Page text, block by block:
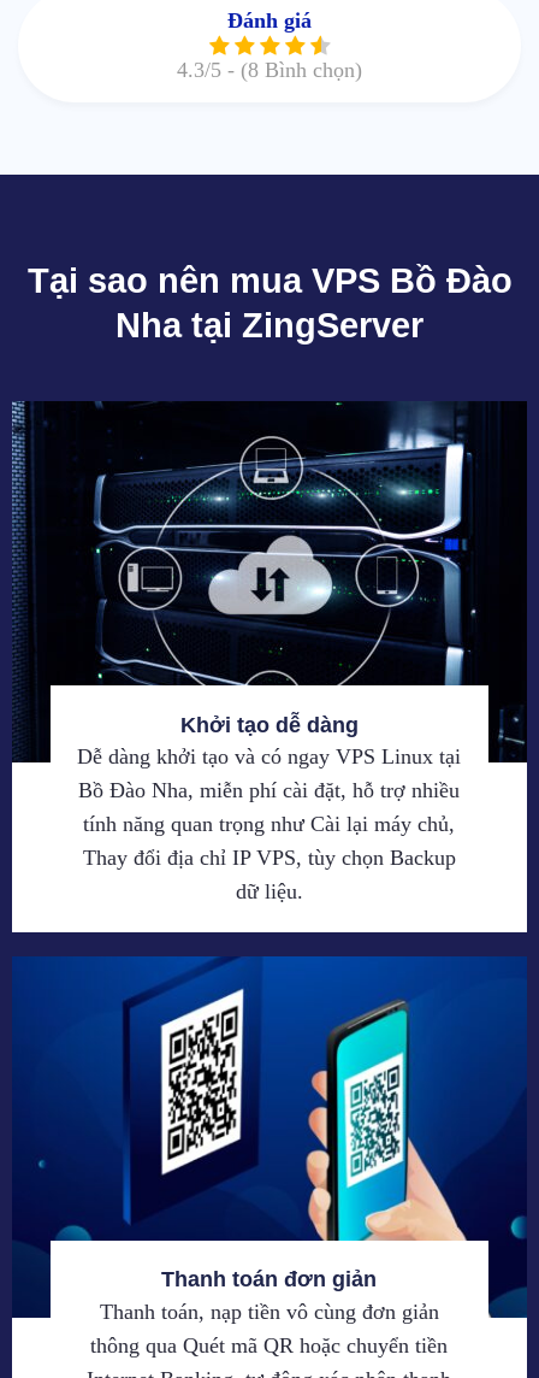
Đánh giá
4.3/5 - (8 Bình chọn)
Tại sao nên mua VPS Bồ Đào
Nha tại ZingServer
Khởi tạo dễ dàng
Dễ dàng khởi tạo và có ngay VPS Linux tại
Bồ Đào Nha, miễn phí cài đặt, hỗ trợ nhiều
tính năng quan trọng như Cài lại máy chủ,
Thay đổi địa chỉ IP VPS, tùy chọn Backup
dữ liệu.
Thanh toán đơn giản
Thanh toán, nạp tiền vô cùng đơn giản
thông qua Quét mã QR hoặc chuyển tiền